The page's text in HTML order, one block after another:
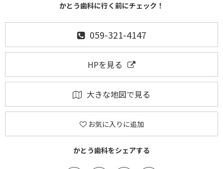
かとう歯科に行く前にチェック！
059-321-4147
HPを見る
大きな地図で見る
お気に入りに追加
かとう歯科をシェアする